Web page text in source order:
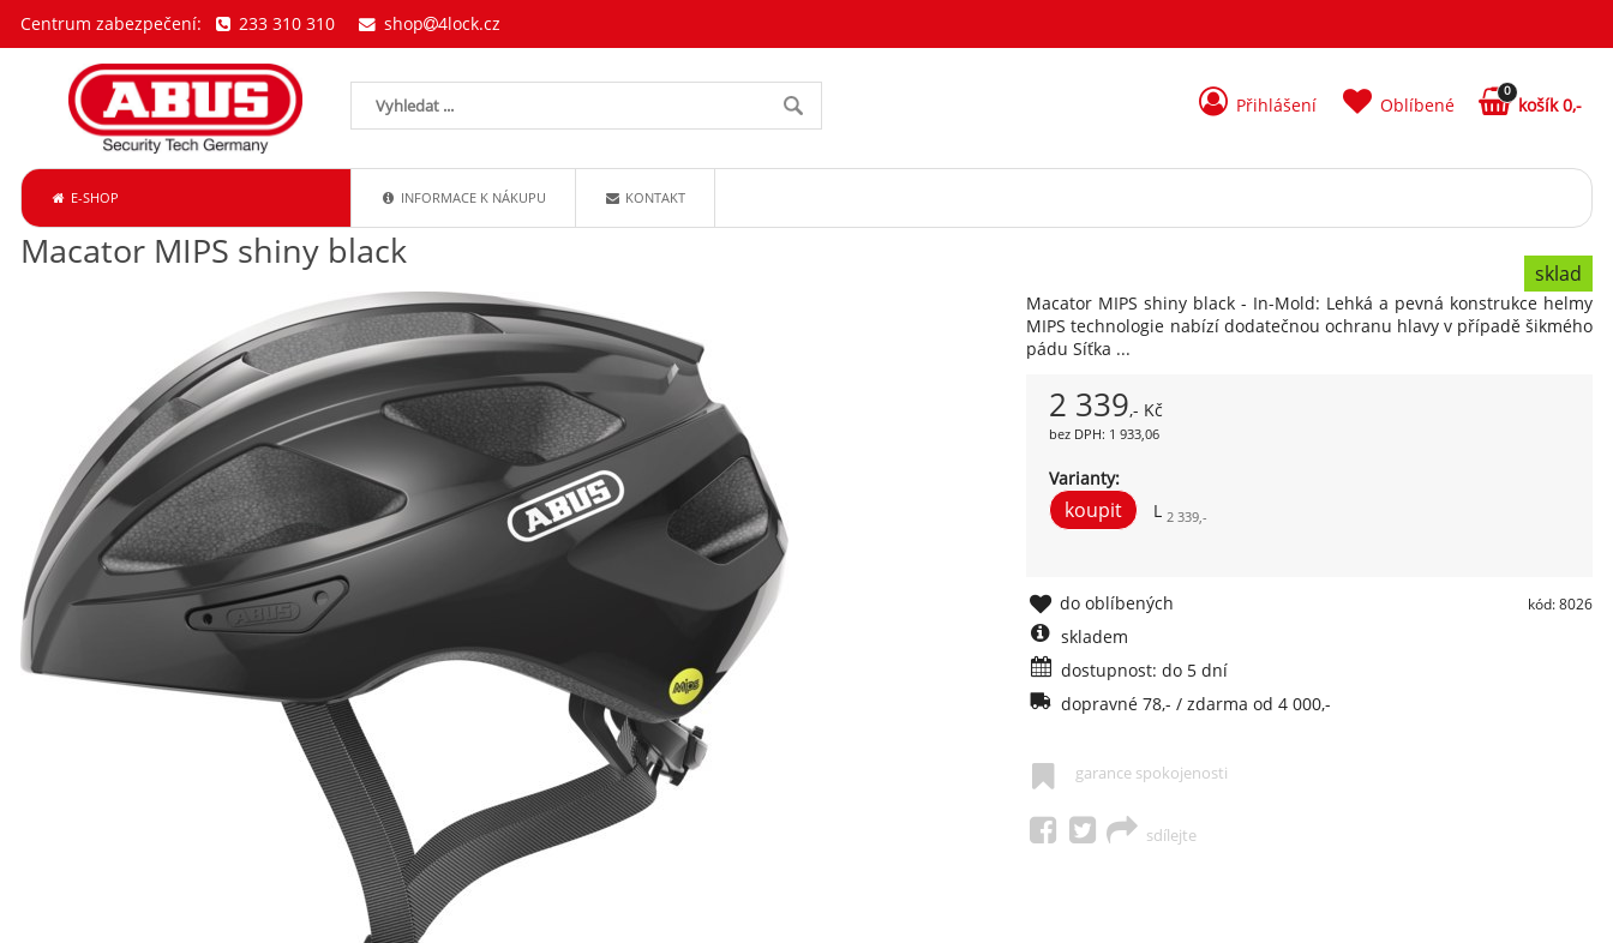
Macator MIPS shiny black
Macator MIPS shiny black - In-Mold: Lehká a pevná konstrukce helmy
MIPS technologie nabízí dodatečnou ochranu hlavy v případě šikmého
pádu Síťka ...
sklad
2 339,- Kč
bez DPH: 1 933,06
Varianty:
L 2 339,-
kód: 8026
do oblíbených
skladem
dostupnost: do 5 dní
dopravné 78,- / zdarma od 4 000,-
garance spokojenosti
sdílejte
E-SHOP INFORMACE K NÁKUPU KONTAKT
Přihlášení Oblíbené
0
košík 0,-
Centrum zabezpečení: 233 310 310 shop 4lock.cz